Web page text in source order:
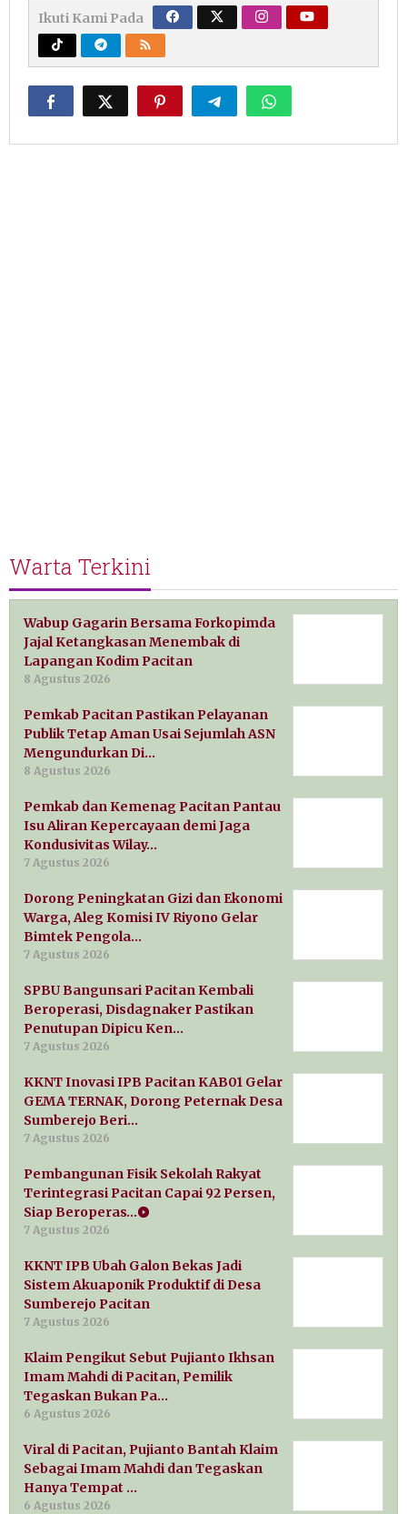
Ikuti Kami Pada
Warta Terkini
Wabup Gagarin Bersama Forkopimda
Jajal Ketangkasan Menembak di
Lapangan Kodim Pacitan
8 Agustus 2026
Pemkab Pacitan Pastikan Pelayanan
Publik Tetap Aman Usai Sejumlah ASN
Mengundurkan Di…
8 Agustus 2026
Pemkab dan Kemenag Pacitan Pantau
Isu Aliran Kepercayaan demi Jaga
Kondusivitas Wilay…
7 Agustus 2026
Dorong Peningkatan Gizi dan Ekonomi
Warga, Aleg Komisi IV Riyono Gelar
Bimtek Pengola…
7 Agustus 2026
SPBU Bangunsari Pacitan Kembali
Beroperasi, Disdagnaker Pastikan
Penutupan Dipicu Ken…
7 Agustus 2026
KKNT Inovasi IPB Pacitan KAB01 Gelar
GEMA TERNAK, Dorong Peternak Desa
Sumberejo Beri…
7 Agustus 2026
Pembangunan Fisik Sekolah Rakyat
Terintegrasi Pacitan Capai 92 Persen,
Siap Beroperas…
7 Agustus 2026
KKNT IPB Ubah Galon Bekas Jadi
Sistem Akuaponik Produktif di Desa
Sumberejo Pacitan
7 Agustus 2026
Klaim Pengikut Sebut Pujianto Ikhsan
Imam Mahdi di Pacitan, Pemilik
Tegaskan Bukan Pa…
6 Agustus 2026
Viral di Pacitan, Pujianto Bantah Klaim
Sebagai Imam Mahdi dan Tegaskan
Hanya Tempat …
6 Agustus 2026